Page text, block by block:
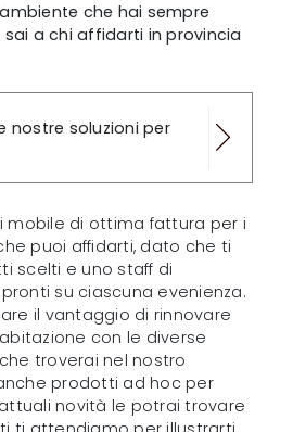
che hai sempre
a chi affidarti in provincia
nostre soluzioni per
mobile di ottima fattura per i
puoi affidarti, dato che ti
scelti e uno staff di
su ciascuna evenienza.
il vantaggio di rinnovare
con le diverse
troverai nel nostro
prodotti ad hoc per
attuali novità le potrai trovare